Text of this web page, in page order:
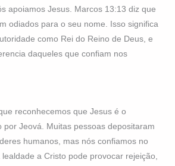
apoiamos Jesus. Marcos 13:13 diz que
odiados para o seu nome. Isso significa
como Rei do Reino de Deus, e
daqueles que confiam nos
reconhecemos que Jesus é o
por Jeová. Muitas pessoas depositaram
humanos, mas nós confiamos no
lealdade a Cristo pode provocar rejeição,